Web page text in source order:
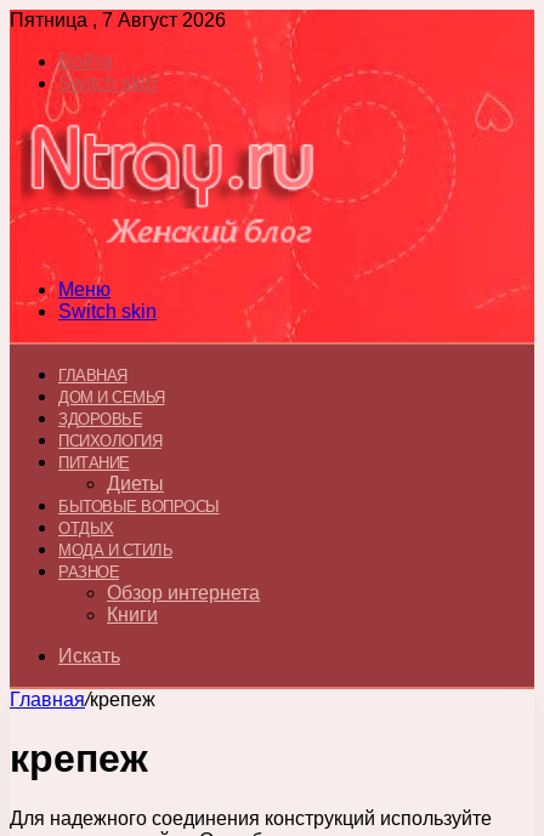
Пятница , 7 Август 2026
Войти
Switch skin
Меню
Switch skin
ГЛАВНАЯ
ДОМ И СЕМЬЯ
ЗДОРОВЬЕ
ПСИХОЛОГИЯ
ПИТАНИЕ
Диеты
БЫТОВЫЕ ВОПРОСЫ
ОТДЫХ
МОДА И СТИЛЬ
РАЗНОЕ
Обзор интернета
Книги
Искать
Главная/крепеж
крепеж
Для надежного соединения конструкций используйте